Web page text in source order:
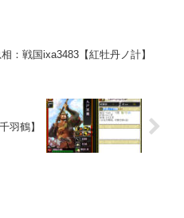
：戦国ixa3483【紅牡丹ノ計】
羽鶴】